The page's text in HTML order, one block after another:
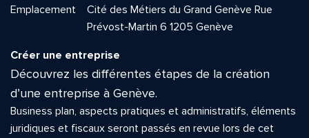
Emplacement
Cité des Métiers du Grand Genève Rue
Prévost-Martin 6 1205 Genève
Créer une entreprise
Découvrez les différentes étapes de la création
d’une entreprise à Genève.
Business plan, aspects pratiques et administratifs, éléments
juridiques et fiscaux seront passés en revue lors de cet